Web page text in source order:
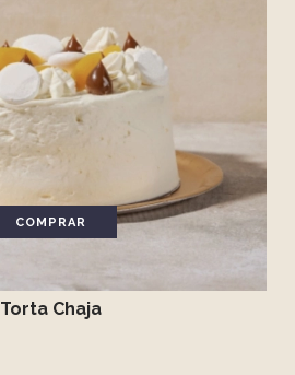
COMPRAR
Torta Chaja